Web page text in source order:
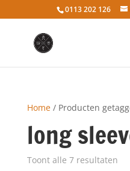
0113 202 126
Home/ Producten
long
Toont alle 7 resultaten